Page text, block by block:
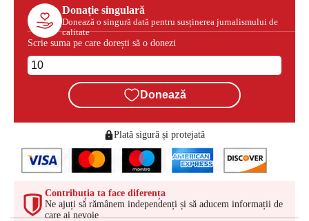
Donație singulară
Donează o singură dată pentru susținerea jurnalismului de
calitate
Scrie suma pe care dorești să o donezi
Donează
Plată sigură și protejată
Contribuția ta face diferența
Ne ajuți să rămânem independenți și să aducem informații de
care ai nevoie